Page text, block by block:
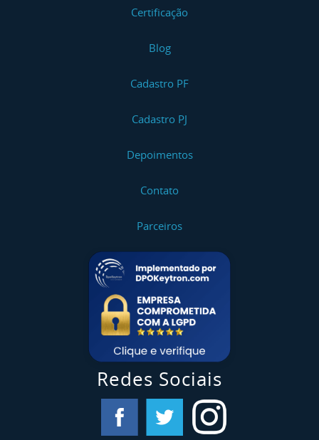
Certificação
Blog
Cadastro PF
Cadastro PJ
Depoimentos
Contato
Parceiros
Redes Sociais